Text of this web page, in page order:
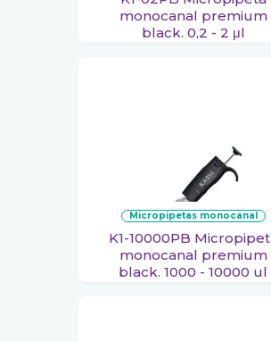
monocanal premium
black. 0,2 - 2 μl
micropipetas monocanal
K1-10000PB Micropipeta
monocanal premium
black. 1000 - 10000 ul